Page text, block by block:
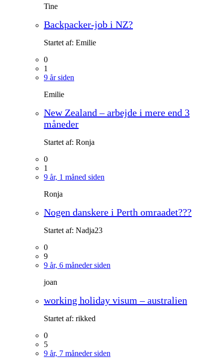
Tine
Backpacker-job i NZ?
Startet af: Emilie
0
1
9 år siden
Emilie
New Zealand – arbejde i mere end 3
måneder
Startet af: Ronja
0
1
9 år, 1 måned siden
Ronja
Nogen danskere i Perth omraadet???
Startet af: Nadja23
0
9
9 år, 6 måneder siden
joan
working holiday visum – australien
Startet af: rikked
0
5
9 år, 7 måneder siden